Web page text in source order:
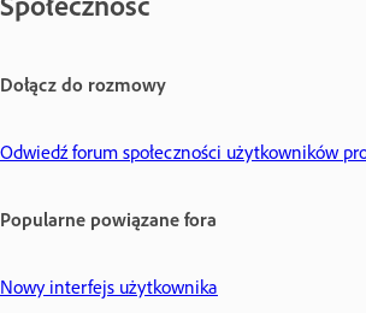
Dołącz do rozmowy
Odwiedź forum społeczności użytkowników
Popularne powiązane fora
Nowy interfejs użytkownika